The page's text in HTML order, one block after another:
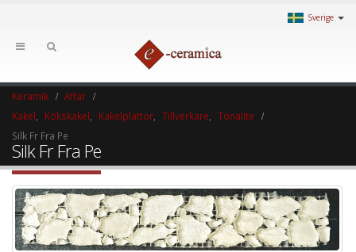
Sverige
Keramik
Affär
Kakel
Kökskakel Kakelplattor Tillverkare
Tonalite
Silk Fr Fra Pe
Silk Fr Fra Pe